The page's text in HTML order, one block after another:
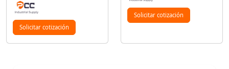
Solicitar cotización
Solicitar cotización